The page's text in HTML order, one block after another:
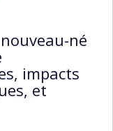
né
impacts
et